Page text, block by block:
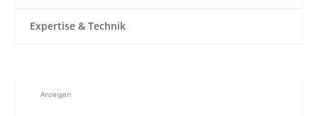
Expertise & Technik
Anzeigen